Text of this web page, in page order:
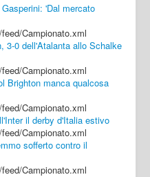
'Dal mercato
Campionato.xml
3-0 dell'Atalanta allo Schalke
Campionato.xml
Brighton manca qualcosa
Campionato.xml
il derby d'Italia estivo
Campionato.xml
sofferto contro il
Campionato.xml